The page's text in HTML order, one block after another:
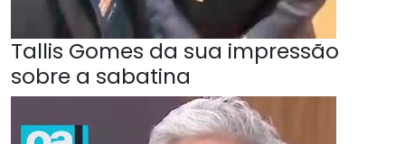
Tallis Gomes da sua impressão
sobre a sabatina